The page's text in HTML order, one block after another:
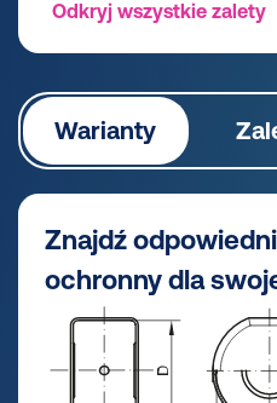
Odkryj wszystkie zalety
Warianty
Znajdź
ochronny dla